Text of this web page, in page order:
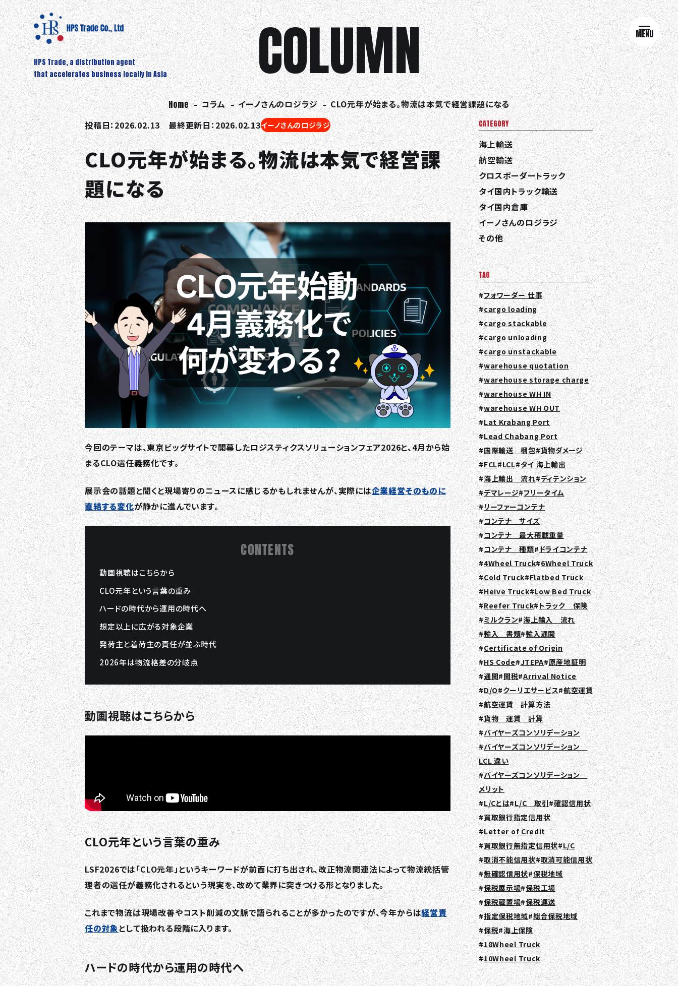
HPS Trade, a distribution agent
that accelerates business locally in Asia
MENU
COLUMN
Home コラム イーノさんのロジラジ
CLO元年が始まる。物流は本気で経営課題になる
投稿日：2026.02.13 最終更新日：2026.02.13イーノさんのロジラジ
CLO元年が始まる。物流は本気で経営課
題になる
今回のテーマは、東京ビッグサイトで開幕したロジスティクスソリューションフェア2026と、4月から始
まるCLO選任義務化です。
展示会の話題と聞くと現場寄りのニュースに感じるかもしれませんが、実際には企業経営そのものに
直結する変化が静かに進んでいます。
CONTENTS
動画視聴はこちらから
CLO元年という言葉の重み
ハードの時代から運用の時代へ
想定以上に広がる対象企業
発荷主と着荷主の責任が並ぶ時代
2026年は物流格差の分岐点
動画視聴はこちらから
CLO元年という言葉の重み
LSF2026では「CLO元年」というキーワードが前面に打ち出され、改正物流関連法によって物流統括管
理者の選任が義務化されるという現実を、改めて業界に突きつける形となりました。
これまで物流は現場改善やコスト削減の文脈で語られることが多かったのですが、今年からは経営責
任の対象として扱われる段階に入ります。
ハードの時代から運用の時代へ
CATEGORY
海上輸送
航空輸送
クロスボーダートラック
タイ国内トラック輸送
タイ国内倉庫
イーノさんのロジラジ
その他
TAG
フォワーダー 仕事
cargo loading
cargo stackable
cargo unloading
cargo unstackable
warehouse quotation
warehouse storage charge
warehouse WH IN
warehouse WH OUT
Lat Krabang Port
Lead Chabang Port
国際輸送 梱包 貨物ダメージ
FCL LCL タイ 海上輸出
海上輸出 流れ ディテンション
デマレージ フリータイム
リーファーコンテナ
コンテナ サイズ
コンテナ 最大積載重量
コンテナ 種類 ドライコンテナ
4Wheel Truck 6Wheel Truck
Cold Truck Flatbed Truck
Heive Truck Low Bed Truck
Reefer Truck トラック 保険
ミルクラン 海上輸入 流れ
輸入 書類 輸入通関
Certificate of Origin
HS Code JTEPA 原産地証明
通関 関税 Arrival Notice
D/O クーリエサービス 航空運賃
航空運賃 計算方法
貨物 運賃 計算
バイヤーズコンソリデーション
バイヤーズコンソリデーション
LCL 違い
バイヤーズコンソリデーション
メリット
L/Cとは L/C 取引 確認信用状
買取銀行指定信用状
Letter of Credit
買取銀行無指定信用状 L/C
取消不能信用状 取消可能信用状
無確認信用状 保税地域
保税展示場 保税工場
保税蔵置場 保税運送
指定保税地域 総合保税地域
保税 海上保険
18Wheel Truck
10Wheel Truck